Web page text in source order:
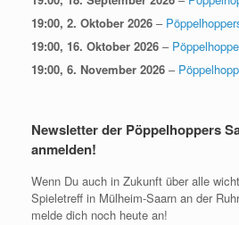
19:00, 2. Oktober 2026 –
19:00, 16. Oktober 2026 –
19:00, 6. November 2026 –
Newsletter der Pöppelhoppers
anmelden!
Wenn Du auch in Zukunft über alle
Spieletreff in Mülheim-Saarn an der
melde dich noch heute an!